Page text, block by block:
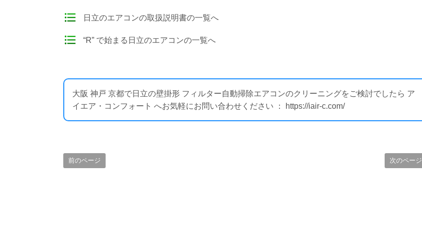
日立のエアコンの取扱説明書の一覧へ
“R” で始まる日立のエアコンの一覧へ
大阪 神戸 京都で日立の壁掛形 フィルター自動掃除エアコンのクリーニングをご検討でしたら ア
イエア・コンフォート へお気軽にお問い合わせください ： https://iair-c.com/
前のページ 次のページ